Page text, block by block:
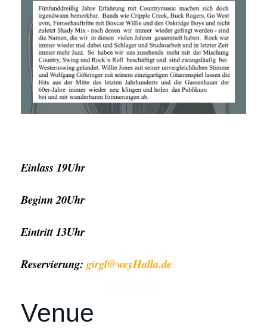
Einlass 19Uhr
Beginn 20Uhr
Eintritt 13Uhr
Reservierung:girgl@weyHalla.de
Venue